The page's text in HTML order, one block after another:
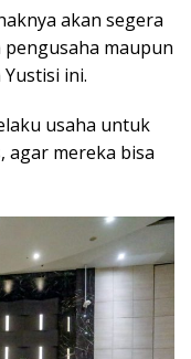
akan segera
maupun
ini.
usaha untuk
agar mereka bisa